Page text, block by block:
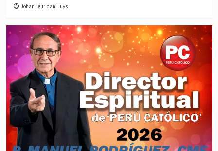
Johan Leuridan Huys